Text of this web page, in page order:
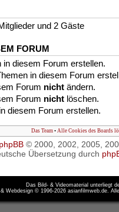
und 2 Gäste
FORUM
in diesem Forum erstellen.
in diesem Forum
Forum nicht ändern.
Forum nicht löschen.
diesem Forum erstellen.
Das Team • Alle Cookies des Boards
phpBB© 2000, 2002, 2005,
Übersetzung durch
Das Bild- & Videomaterial unterliegt
Webdesign © 1996-2026 asianfilmweb.de.